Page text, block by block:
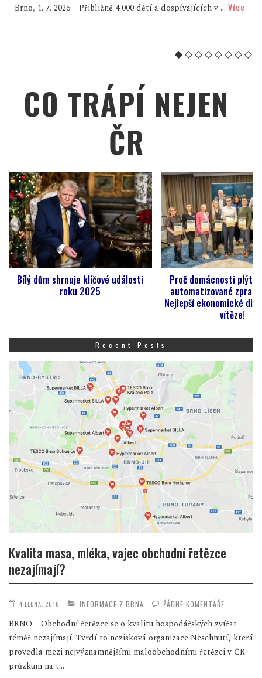
Brno, 1. 7. 2026 – Přibližně 4 000 dětí a dospívajících v ... Více
CO TRÁPÍ NEJEN
ČR
Bílý dům shrnuje klíčové události
roku 2025
Proč domácnosti
automatizované
Nejlepší ekonomické
vítěze!
Recent Posts
Kvalita masa, mléka, vajec obchodní řetězce
nezajímají?
4 LEDNA, 2018 INFORMACE Z BRNA ŽÁDNÉ KOMENTÁŘE
BRNO – Obchodní řetězce se o kvalitu hospodářských zvířat
téměř nezajímají. Tvrdí to nezisková organizace Nesehnutí, která
provedla mezi nejvýznamnějšími maloobchodními řetězci v ČR
průzkum na t...